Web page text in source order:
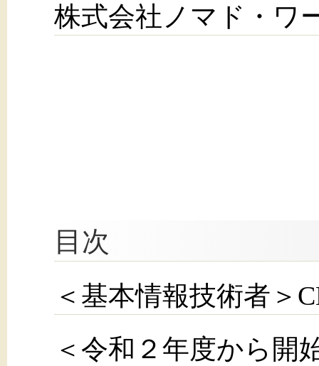
株式会社ノマド・ワ
目次
＜基本情報技術者
＜令和２年度から開